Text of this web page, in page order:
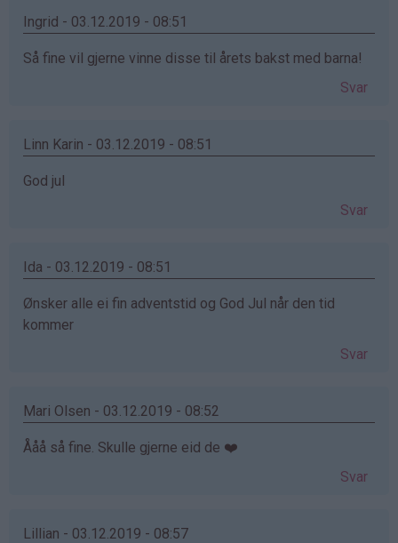
Ingrid - 03.12.2019 - 08:51
Så fine vil gjerne vinne disse til årets bakst med barna!
Svar
Linn Karin - 03.12.2019 - 08:51
God jul
Svar
Ida - 03.12.2019 - 08:51
Ønsker alle ei fin adventstid og God Jul når den tid
kommer
Svar
Mari Olsen - 03.12.2019 - 08:52
Ååå så fine. Skulle gjerne eid de ❤️
Svar
Lillian - 03.12.2019 - 08:57